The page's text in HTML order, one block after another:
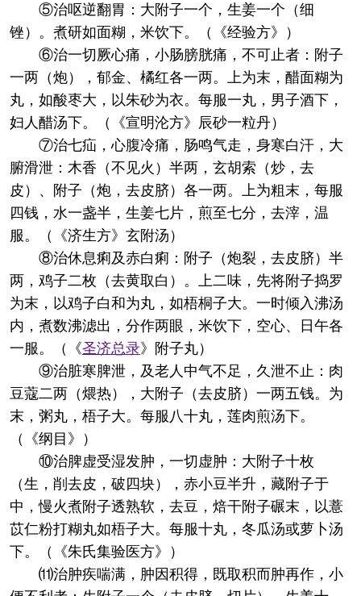
⑤治呕逆翻胃：大附子一个，生姜一个（细
锉）。煮研如面糊，米饮下。（《经验方》）
⑥治一切厥心痛，小肠膀胱痛，不可止者：附子
一两（炮），郁金、橘红各一两。上为末，醋面糊为
丸，如酸枣大，以朱砂为衣。每服一丸，男子酒下，
妇人醋汤下。（《宣明沦方》辰砂一粒丹）
⑦治七疝，心腹冷痛，肠鸣气走，身寒白汗，大
腑滑泄：木香（不见火）半两，玄胡索（炒，去
皮）、附子（炮，去皮脐）各一两。上为粗末，每服
四钱，水一盏半，生姜七片，煎至七分，去滓，温
服。（《济生方》玄附汤）
⑧治休息痢及赤白痢：附子（炮裂，去皮脐）半
两，鸡子二枚（去黄取白）。上二味，先将附子捣罗
为末，以鸡子白和为丸，如梧桐子大。一时倾入沸汤
内，煮数沸滤出，分作两眼，米饮下，空心、日午各
一服。（《圣济总录》附子丸）
⑨治脏寒脾泄，及老人中气不足，久泄不止：肉
豆蔻二两（煨热），大附子（去皮脐）一两五钱。为
末，粥丸，梧子大。每服八十丸，莲肉煎汤下。
（《纲目》）
⑩治脾虚受湿发肿，一切虚肿：大附子十枚
（生，削去皮，破四块），赤小豆半升，藏附子于
中，慢火煮附子透熟软，去豆，焙干附子碾末，以薏
苡仁粉打糊丸如梧子大。每服十丸，冬瓜汤或萝卜汤
下。（《朱氏集验医方》）
⑾治肿疾喘满，肿因积得，既取积而肿再作，小